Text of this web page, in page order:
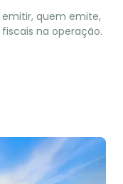
emitir, quem emite,
na operação.